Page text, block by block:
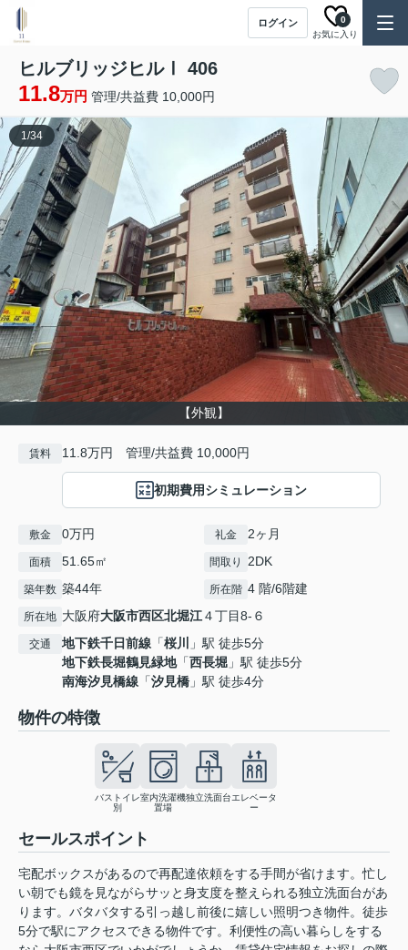
ログイン
お気に入り
0
ヒルブリッジヒルⅠ 406
11.8万円 管理/共益費 10,000円
【外観】
1/34
賃料 11.8万円 管理/共益費 10,000円
初期費用シミュレーション
敷金 0万円 礼金 2ヶ月
面積 51.65㎡ 間取り 2DK
築年数 築44年 所在階 4 階/6階建
所在地 大阪府大阪市西区北堀江４丁目8-６
交通 地下鉄千日前線 「桜川
」駅 徒歩5分
地下鉄長堀鶴見緑地「西長堀 」駅 徒歩5分
南海汐見橋線 「汐見橋 」駅 徒歩4分
物件の特徴
バストイレ
別
室内洗濯機
置場
独立洗面台エレベータ
ー
セールスポイント
宅配ボックスがあるので再配達依頼をする手間が省けます。忙し
い朝でも鏡を見ながらサッと身支度を整えられる独立洗面台があ
ります。バタバタする引っ越し前後に嬉しい照明つき物件。徒歩
5分で駅にアクセスできる物件です。利便性の高い暮らしをする